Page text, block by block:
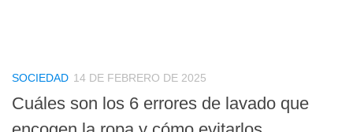
SOCIEDAD 14 DE FEBRERO DE 2025
Cuáles son los 6 errores de lavado que